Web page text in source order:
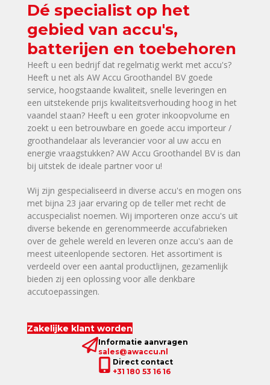
Dé specialist op het
gebied van accu's,
batterijen en toebehoren
Heeft u een bedrijf dat regelmatig werkt met accu's?
Heeft u net als AW Accu Groothandel BV goede
service, hoogstaande kwaliteit, snelle leveringen en
een uitstekende prijs kwaliteitsverhouding hoog in het
vaandel staan? Heeft u een groter inkoopvolume en
zoekt u een betrouwbare en goede accu importeur /
groothandelaar als leverancier voor al uw accu en
energie vraagstukken? AW Accu Groothandel BV is dan
bij uitstek de ideale partner voor u!
Wij zijn gespecialiseerd in diverse accu's en mogen ons
met bijna 23 jaar ervaring op de teller met recht de
accuspecialist noemen. Wij importeren onze accu's uit
diverse bekende en gerenommeerde accufabrieken
over de gehele wereld en leveren onze accu's aan de
meest uiteenlopende sectoren. Het assortiment is
verdeeld over een aantal productlijnen, gezamenlijk
bieden zij een oplossing voor alle denkbare
accutoepassingen.
Zakelijke klant worden
Informatie aanvragen
sales@awaccu.nl
Direct contact
+31 180 53 16 16